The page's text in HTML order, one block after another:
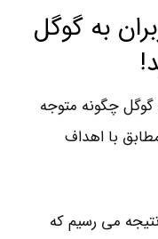
به گوگل
گوگل چگونه متوجه
با اهداف
می رسیم که